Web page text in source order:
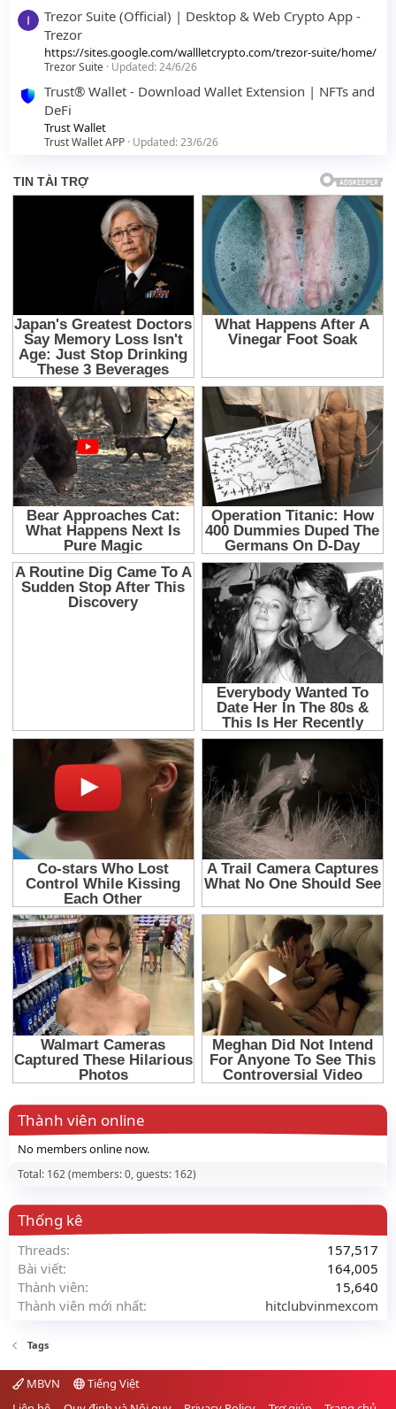
Trezor Suite (Official) | Desktop & Web Crypto App -
Trezor
https://sites.google.com/wallletcrypto.com/trezor-suite/home/
Trezor Suite Updated:24/6/26
Trust® Wallet - Download Wallet Extension | NFTs and
DeFi
Trust Wallet
Trust Wallet APP Updated:23/6/26
Thành viên online
No members online now.
Total: 162 (members: 0, guests: 162)
Thống kê
Threads
157,517
Bài viết
164,005
Thành viên
15,640
Thành viên mới nhất
hitclubvinmexcom
Tags
MBVN
Tiếng Việt